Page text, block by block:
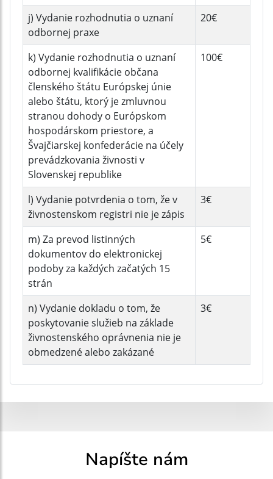
j) Vydanie rozhodnutia o uznaní
odbornej praxe
20€
k) Vydanie rozhodnutia o uznaní
odbornej kvalifikácie občana
členského štátu Európskej únie
alebo štátu, ktorý je zmluvnou
stranou dohody o Európskom
hospodárskom priestore, a
Švajčiarskej konfederácie na účely
prevádzkovania živnosti v
Slovenskej republike
100€
l) Vydanie potvrdenia o tom, že v
živnostenskom registri nie je zápis
3€
m) Za prevod listinných
dokumentov do elektronickej
podoby za každých začatých 15
strán
5€
n) Vydanie dokladu o tom, že
poskytovanie služieb na základe
živnostenského oprávnenia nie je
obmedzené alebo zakázané
3€
Napíšte nám